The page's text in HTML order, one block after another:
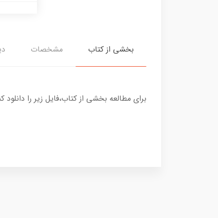
بخشی از کتاب مشخصات
برای مطالعه بخشی از کتاب،فایل زیر را دانلود